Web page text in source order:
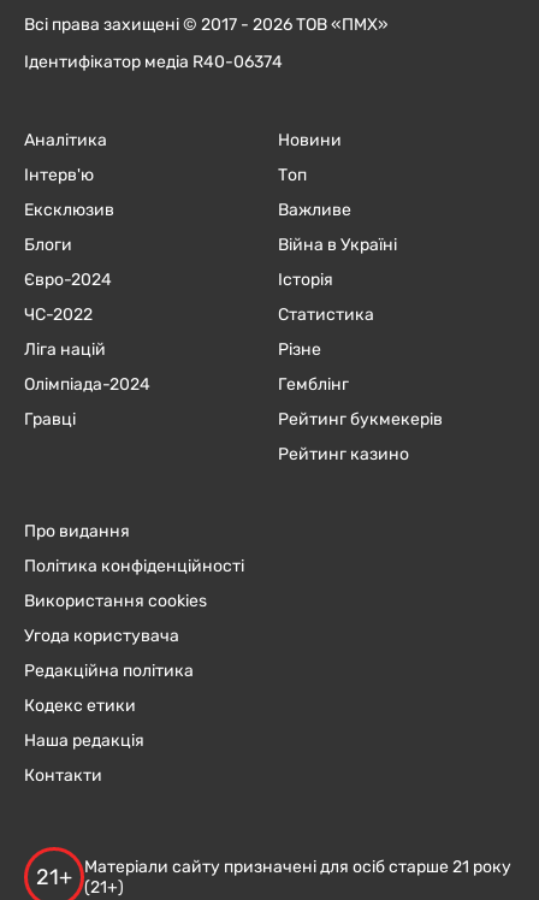
Всі права захищені © 2017 - 2026 ТОВ «ПМХ»
Ідентифікатор медіа R40-06374
Аналітика
Інтерв'ю
Ексклюзив
Блоги
Євро-2024
ЧC-2022
Ліга націй
Олімпіада-2024
Гравці
Новини
Топ
Важливе
Війна в Україні
Історія
Статистика
Різне
Гемблінг
Рейтинг букмекерів
Рейтинг казино
Про видання
Політика конфіденційності
Використання cookies
Угода користувача
Редакційна політика
Кодекс етики
Наша редакція
Контакти
21+
Матеріали сайту призначені для осіб старше 21 року
(21+)